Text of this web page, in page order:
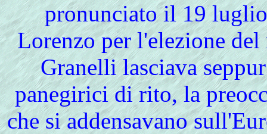
pronunciato il 19
Lorenzo per l'elezione
Granelli lasciava
panegirici di rito, la
che si addensavano